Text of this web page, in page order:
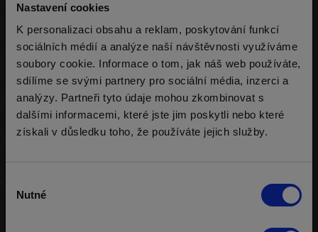
Nastavení cookies
K personalizaci obsahu a reklam, poskytování funkcí
sociálních médií a analýze naší návštěvnosti využíváme
soubory cookie. Informace o tom, jak náš web používáte,
sdílíme se svými partnery pro sociální média, inzerci a
analýzy. Partneři tyto údaje mohou zkombinovat s
dalšími informacemi, které jste jim poskytli nebo které
získali v důsledku toho, že používáte jejich služby.
souhlasu
Nutné
Pozdní registrace:
Rebuy: 455 Kč + 45 Kč
(10 000 žetonů) max 999x
Addon:
Průměr:
2 180 000 žetonů
Min/max. hráčů:
2 / 1000